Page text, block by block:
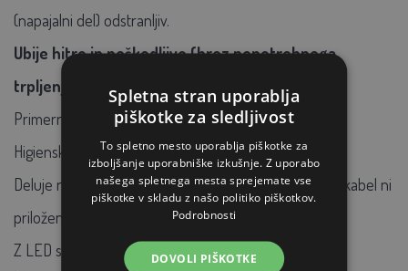
(napajalni del) odstranljiv.
Ubije hitro in neškodljivo (brez nepotrebnega
trpljenja živali).
Primerno za miši in podgane
Higienski način zatiranja škodljivcev
Deluje na baterije (niso priložene) ali USB kabel (USB kabel ni
priložen)
Z LED svetlobnim indikatorjem
Spletna stran uporablja
piškotke za sledljivost
To spletno mesto uporablja piškotke za
izboljšanje uporabniške izkušnje. Z uporabo
našega spletnega mesta sprejemate vse
piškotke v skladu z našo politiko piškotkov.
Podrobnosti
DOVOLI PIŠKOTKE